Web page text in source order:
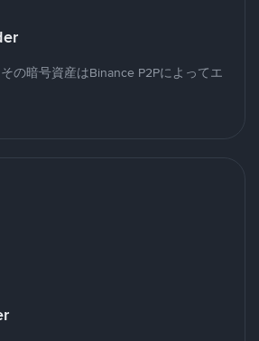
の暗号資産はBinance P2Pによってエ